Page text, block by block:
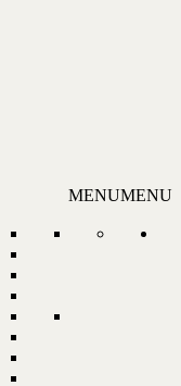
MENUMENU